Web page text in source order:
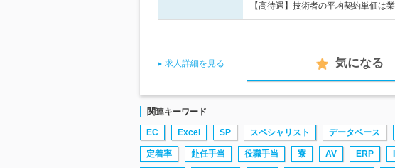
【高待遇】技術者の平均契約単価は
求人詳細を見る 気になる
関連キーワード
EC Excel SP スペシャリスト データベース
定着率 赴任手当 役職手当 寮 AV ERP